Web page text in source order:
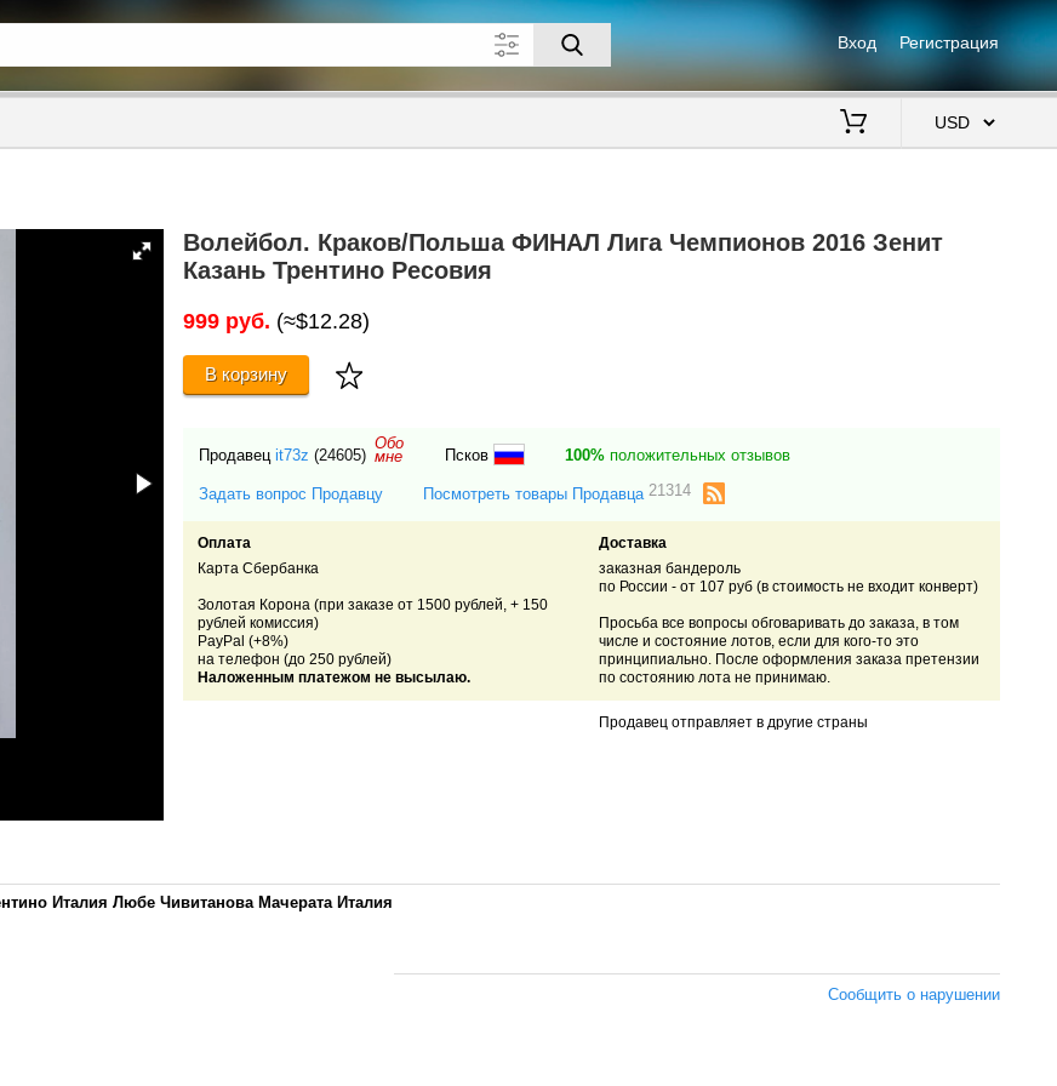
Вход Регистрация
Волейбол. Краков/Польша ФИНАЛ Лига Чемпионов 2016 Зенит
Казань Трентино Ресовия
999 руб. (≈$12.28)
В корзину
Продавец it73z (24605)
Обо
мне Псков 100%положительных отзывов
Задать вопрос Продавцу Посмотреть товары Продавца 21314
Оплата
Карта Сбербанка
Золотая Корона (при заказе от 1500 рублей, + 150
рублей комиссия)
PayPal (+8%)
на телефон (до 250 рублей)
Наложенным платежом не высылаю.
Доставка
заказная бандероль
по России - от 107 руб (в стоимость не входит конверт)
Просьба все вопросы обговаривать до заказа, в том
числе и состояние лотов, если для кого-то это
принципиально. После оформления заказа претензии
по состоянию лота не принимаю.
Продавец отправляет в другие страны
Италия Любе Чивитанова Мачерата Италия
Сообщить о нарушении